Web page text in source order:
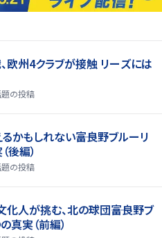
欧州4クラブが接触 リーズには
の投稿
かもしれない――富良野ブルーリ
後編）
の投稿
化人が挑む、北の球団――富良野ブ
真実（前編）